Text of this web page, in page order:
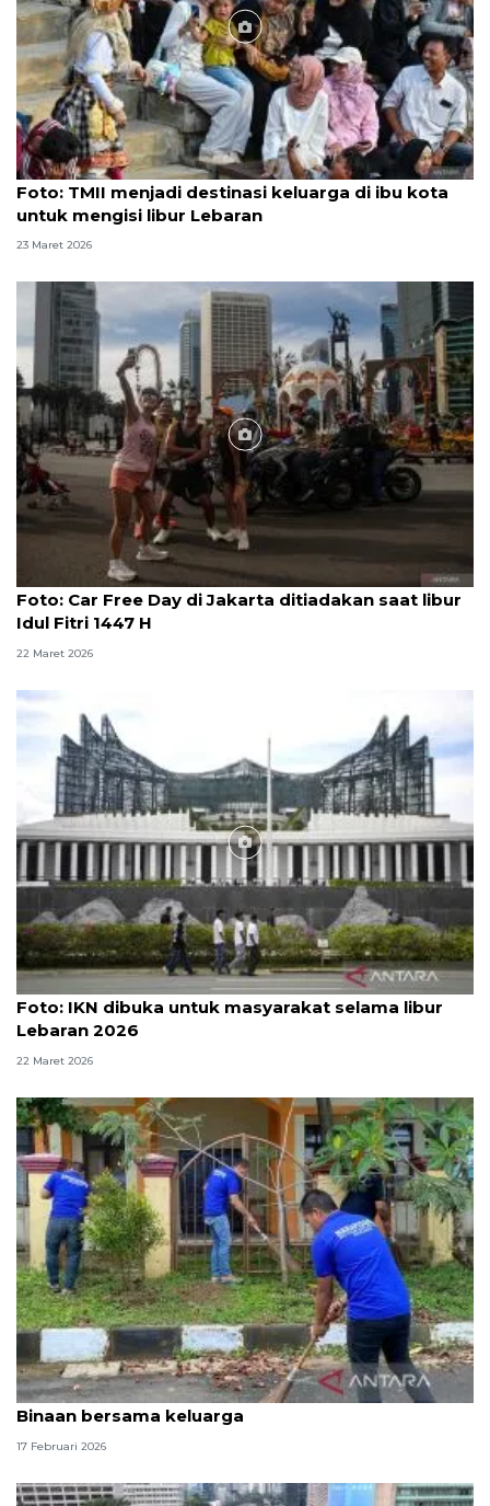
Foto
Foto: TMII menjadi destinasi keluarga di ibu kota
untuk mengisi libur Lebaran
23 Maret 2026
Foto: Car Free Day di Jakarta ditiadakan saat libur
Idul Fitri 1447 H
22 Maret 2026
Foto
Foto: IKN dibuka untuk masyarakat selama libur
Lebaran 2026
22 Maret 2026
Rutan Serang agendakan buka puasa Warga
Binaan bersama keluarga
17 Februari 2026